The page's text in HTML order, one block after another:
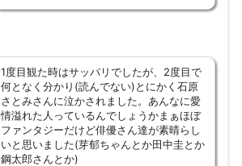
1度目観た時はサッパリでしたが、2度目で
何となく分かり(読んでない)とにかく石原
さとみさんに泣かされました。あんなに愛
情溢れた人っているんでしょうかまぁほぼ
ファンタジーだけど俳優さん達が素晴らし
いと思いました(芽郁ちゃんとか田中圭とか
鋼太郎さんとか)